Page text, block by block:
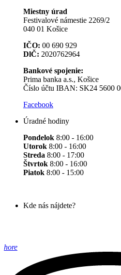
Miestny úrad
Festivalové námestie 2269/2
040 01 Košice
IČO: 00 690 929
DlČ: 2020762964
Bankové spojenie:
Prima banka a.s., Košice
Číslo účtu IBAN: SK24 5600
Facebook
Úradné hodiny
Pondelok 8:00 - 16:00
Utorok 8:00 - 16:00
Streda 8:00 - 17:00
Štvrtok 8:00 - 16:00
Piatok 8:00 - 15:00
Kde nás nájdete?
hore